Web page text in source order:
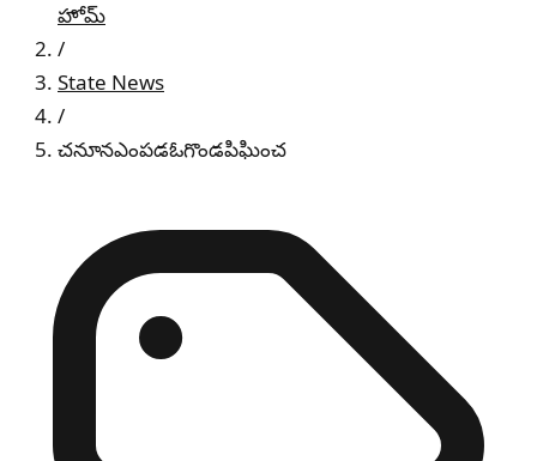
హోమ్
/
State News
/
చనూనఎంపడఓగొండపిఘించ